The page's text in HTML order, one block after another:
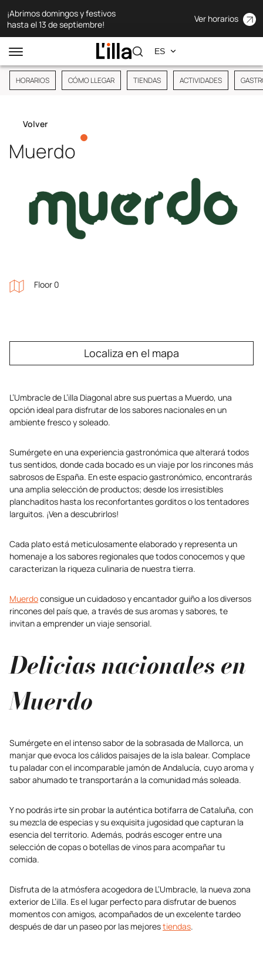
¡Abrimos domingos y festivos
hasta el 13 de septiembre!
Ver horarios
HORARIOS CÓMO LLEGAR TIENDAS ACTIVIDADES
Volver
Muerdo
Floor 0
Localiza en el mapa
L’Umbracle de L’illa Diagonal abre sus puertas a Muerdo, una
opción ideal para disfrutar de los sabores nacionales en un
ambiente fresco y soleado.
Sumérgete en una experiencia gastronómica que alterará todos
tus sentidos, donde cada bocado es un viaje por los rincones más
sabrosos de España. En este espacio gastronómico, encontrarás
una amplia selección de productos; desde los irresistibles
planchaditos hasta los reconfortantes gorditos o los tentadores
larguitos. ¡Ven a descubrirlos!
Cada plato está meticulosamente elaborado y representa un
homenaje a los sabores regionales que todos conocemos y que
caracterizan la riqueza culinaria de nuestra tierra.
Muerdoconsigue un cuidadoso y encantador guiño a los diversos
rincones del país que, a través de sus aromas y sabores, te
invitan a emprender un viaje sensorial.
Delicias nacionales en
Muerdo
Sumérgete en el intenso sabor de la sobrasada de Mallorca, un
manjar que evoca los cálidos paisajes de la isla balear. Complace
tu paladar con el incomparable jamón de Andalucía, cuyo aroma y
sabor ahumado te transportarán a la comunidad más soleada.
Y no podrás irte sin probar la auténtica botifarra de Cataluña, con
su mezcla de especias y su exquisita jugosidad que capturan la
esencia del territorio. Además, podrás escoger entre una
selección de copas o botellas de vinos para acompañar tu
comida.
Disfruta de la atmósfera acogedora de L’Umbracle, la nueva zona
exterior de L’illa. Es el lugar perfecto para disfrutar de buenos
momentos con amigos, acompañados de un excelente tardeo
después de dar un paseo por las mejorestiendas.